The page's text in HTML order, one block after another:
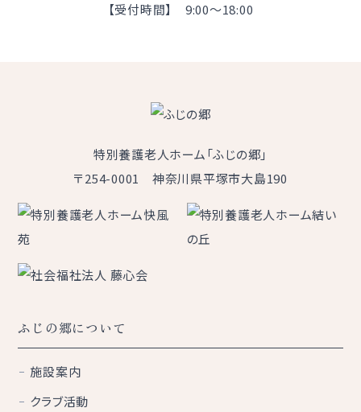
【受付時間】 9:00～18:00
特別養護老人ホーム「ふじの郷」
〒254-0001 神奈川県平塚市大島190
ふじの郷について
施設案内
クラブ活動